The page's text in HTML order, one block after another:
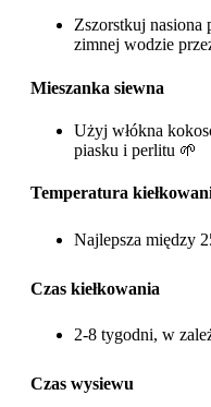
Zszorstkuj nasiona
zimnej wodzie
Mieszanka siewna
Użyj włókna
piasku i perlitu 🌱
Temperatura
Najlepsza między
Czas kiełkowania
2-8 tygodni, w
Czas wysiewu